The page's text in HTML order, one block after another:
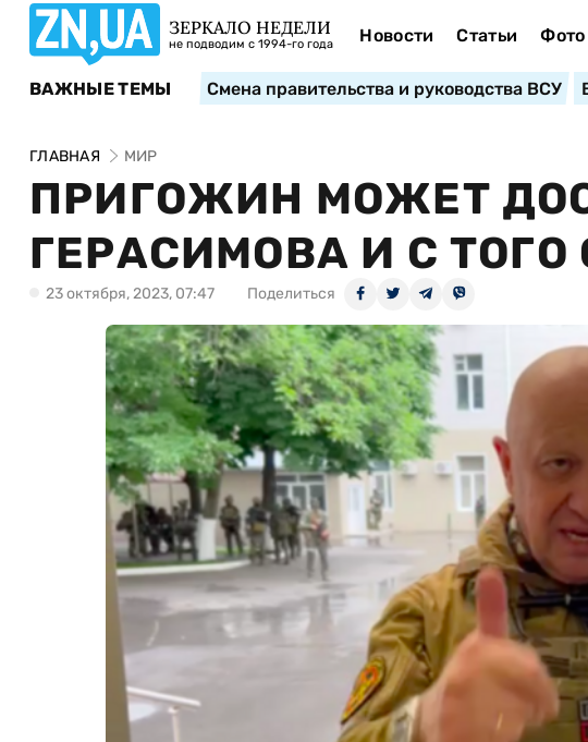
ЗЕРКАЛО НЕДЕЛИ
не подводим с 1994-го года Новости Статьи Фото
ВАЖНЫЕ ТЕМЫ Смена правительства и руководства ВСУ
ГЛАВНАЯ МИР
ПРИГОЖИН МОЖЕТ
ГЕРАСИМОВА И С ТОГО
23 октября, 2023, 07:47 Поделиться